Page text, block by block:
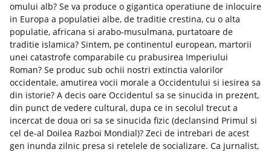
omului alb? Se va produce o gigantica operatiune de inlocuire
in Europa a populatiei albe, de traditie crestina, cu o alta
populatie, africana si arabo-musulmana, purtatoare de
traditie islamica? Sintem, pe continentul european, martorii
unei catastrofe comparabile cu prabusirea Imperiului
Roman? Se produc sub ochii nostri extinctia valorilor
occidentale, amutirea vocii morale a Occidentului si iesirea sa
din istorie? A decis oare Occidentul sa se sinucida in prezent,
din punct de vedere cultural, dupa ce in secolul trecut a
incercat de doua ori sa se sinucida fizic (declansind Primul si
cel de-al Doilea Razboi Mondial)? Zeci de intrebari de acest
gen inunda zilnic presa si retelele de socializare. Ca jurnalist,